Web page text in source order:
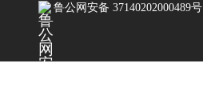
鲁公网安备 37140202000489号